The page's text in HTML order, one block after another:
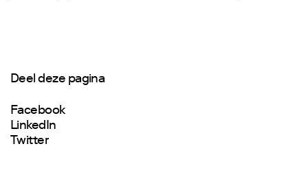
Deel deze pagina
Facebook
LinkedIn
Twitter